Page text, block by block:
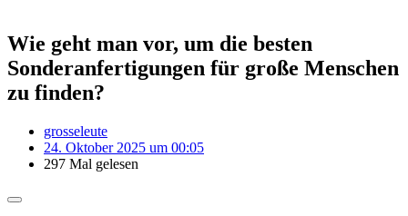
Wie geht man vor, um die besten
Sonderanfertigungen für große Menschen
zu finden?
grosseleute
24. Oktober 2025 um 00:05
297 Mal gelesen